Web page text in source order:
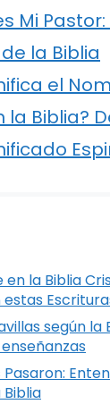
Mi
la Biblia
el
la Biblia?
en la Biblia
según la
Pasaron: